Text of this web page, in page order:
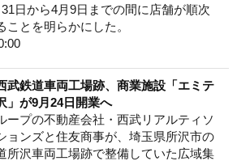
31日から4月9日までの間に店舗が順次
ことを明らかにした。
武鉄道車両工場跡、商業施設「エミテ
」が9月24日開業へ
ープの不動産会社・西武リアルティソ
ョンズと住友商事が、埼玉県所沢市の
所沢車両工場跡で整備していた広域集